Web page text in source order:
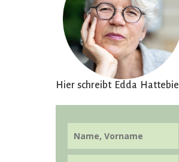
Hier schreibt Edda